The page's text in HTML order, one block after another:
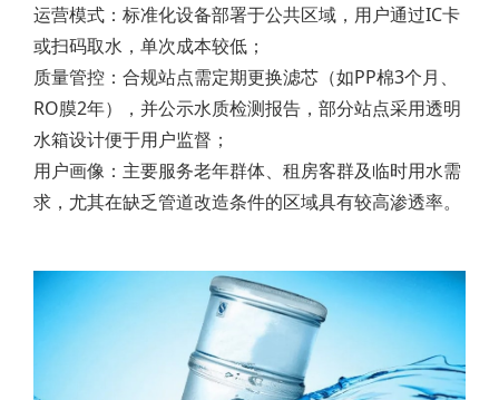
运营模式：标准化设备部署于公共区域，用户通过IC卡
或扫码取水，单次成本较低；
质量管控：合规站点需定期更换滤芯（如PP棉3个月、
RO膜2年），并公示水质检测报告，部分站点采用透明
水箱设计便于用户监督；
用户画像：主要服务老年群体、租房客群及临时用水需
求，尤其在缺乏管道改造条件的区域具有较高渗透率。